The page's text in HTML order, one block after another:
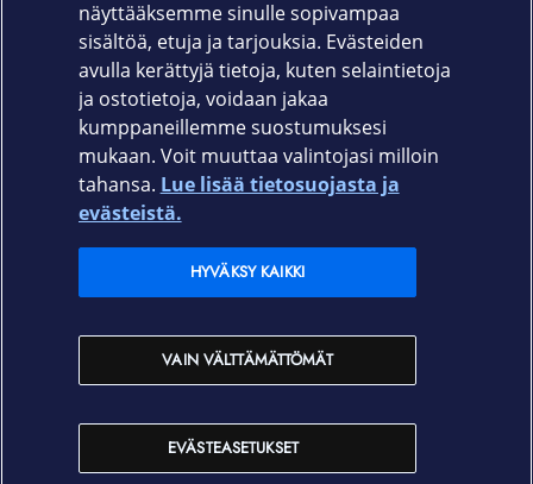
Valmistajan myöntämä 24 kk takuu
Elisa.fi
Elisan myymälät
näyttääksemme sinulle sopivampaa
sisältöä, etuja ja tarjouksia. Evästeiden
avulla kerättyjä tietoja, kuten selaintietoja
ja ostotietoja, voidaan jakaa
kumppaneillemme suostumuksesi
mukaan. Voit muuttaa valintojasi milloin
tahansa. Lue lisää tietosuojasta ja
evästeistä.
EVÄSTEASETUKSET
VAIN VÄLTTÄMÄTTÖMÄT
HYVÄKSY KAIKKI